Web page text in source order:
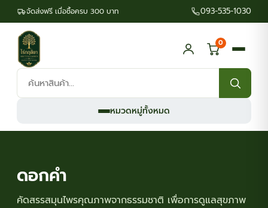
จัดส่งฟรี เมื่อซื้อครบ 300 บาท 093-535-1030
ค้นหา
สินค้า:
0
หมวดหมู่ทั้งหมด
ดอกคำ
คัดสรรสมุนไพรคุณภาพจากธรรมชาติ เพื่อการดูแลสุขภาพ